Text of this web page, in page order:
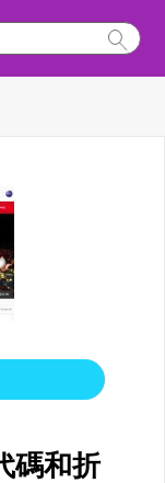
碼和折